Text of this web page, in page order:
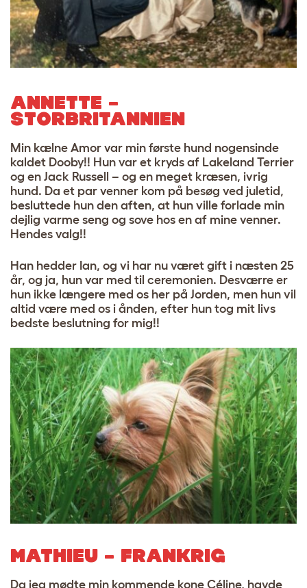
ANNETTE –
STORBRITANNIEN
Min kælne Amor var min første hund nogensinde
kaldet Dooby!! Hun var et kryds af Lakeland Terrier
og en Jack Russell – og en meget kræsen, ivrig
hund. Da et par venner kom på besøg ved juletid,
besluttede hun den aften, at hun ville forlade min
dejlig varme seng og sove hos en af ​​mine venner.
Hendes valg!!
Han hedder Ian, og vi har nu været gift i næsten 25
år, og ja, hun var med til ceremonien. Desværre er
hun ikke længere med os her på Jorden, men hun vil
altid være med os i ånden, efter hun tog mit livs
bedste beslutning for mig!!
MATHIEU – FRANKRIG
Da jeg mødte min kommende kone Céline, havde